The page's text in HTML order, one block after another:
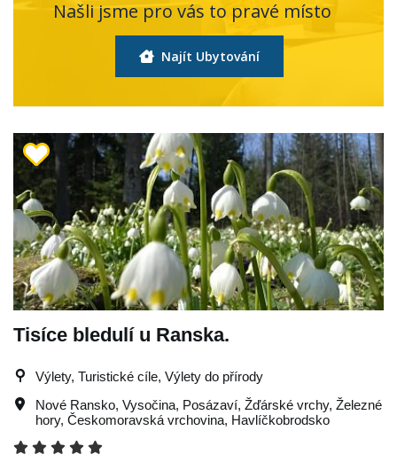
Našli jsme pro vás to pravé místo
Najít Ubytování
Tisíce bledulí u Ranska.
Výlety, Turistické cíle, Výlety do přírody
Nové Ransko, Vysočina, Posázaví, Žďárské vrchy, Železné
hory, Českomoravská vrchovina, Havlíčkobrodsko